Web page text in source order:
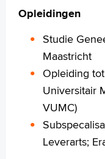
English
Français
Polski
Türkçe
Arabisch
Opleidingen
Studie
Maastricht
Opleiding
Universitair
VUMC)
Leverarts;